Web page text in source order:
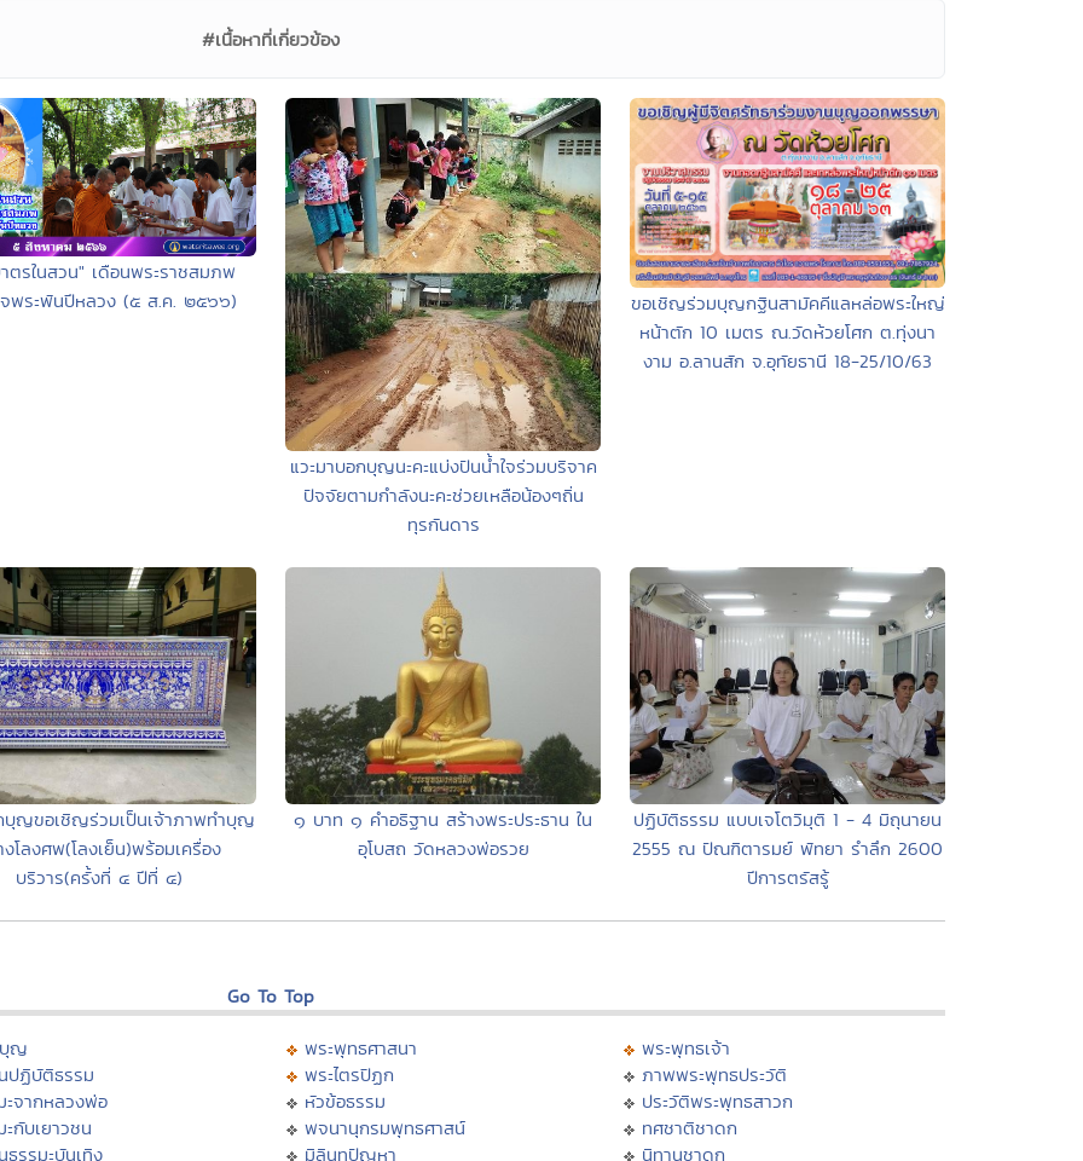
#เนื้อหาที่เกี่ยวข้อง
ตรในสวน" เดือนพระราชสมภพ
พระพันปีหลวง (๕ ส.ค. ๒๕๖๖)
แวะมาบอกบุญนะคะแบ่งปันน้ำใจร่วมบริจาค
ปัจจัยตามกำลังนะคะช่วยเหลือน้องๆถิ่น
ทุรกันดาร
ขอเชิญร่วมบุญกฐินสามัคคีแลหล่อพระใหญ่
หน้าตัก 10 เมตร ณ.วัดห้วยโศก ต.ทุ่งนา
งาม อ.ลานสัก จ.อุทัยธานี 18-25/10/63
บุญขอเชิญร่วมเป็นเจ้าภาพทำบุญ
งโลงศพ(โลงเย็น)พร้อมเครื่อง
บริวาร(ครั้งที่ ๔ ปีที่ ๔)
๑ บาท ๑ คำอธิฐาน สร้างพระประธาน ใน
อุโบสถ วัดหลวงพ่อรวย
ปฏิบัติธรรม แบบเจโตวิมุติ 1 - 4 มิถุนายน
2555 ณ ปัณฑิตารมย์ พัทยา รำลึก 2600
ปีการตรัสรู้
Go To Top
ญ
ปฏิบัติธรรม
ะจากหลวงพ่อ
ะกับเยาวชน
ธรรมะบันเทิง
พระพุทธศาสนา
พระไตรปิฏก
หัวข้อธรรม
พจนานุกรมพุทธศาสน์
มิลินทปัญหา
พระพุทธเจ้า
ภาพพระพุทธประวัติ
ประวัติพระพุทธสาวก
ทศชาติชาดก
นิทานชาดก